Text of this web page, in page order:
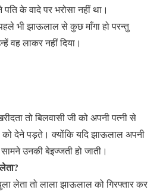
के वादे पर भरोसा नहीं था।
भी झाऊलाल से कुछ माँगा हो परन्तु
वह लाकर नहीं दिया।
तो बिलवासी जी को अपनी पत्नी से
देने पड़ते। क्योंकि यदि झाऊलाल अपनी
उनकी बेइज्जती हो जाती।
लेता तो लाला झाऊलाल को गिरफ्तार कर